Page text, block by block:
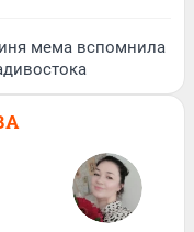
мема вспомнила